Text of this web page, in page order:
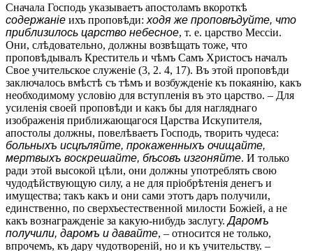
Сначала Господь указываетъ апостоламъ вкороткѣ
содержаніе ихъ проповѣди: ходя же проповѣдуйте, что
приблизилось царство небесное, т. е. царство Мессіи.
Они, слѣдовательно, должны возвѣщать тоже, что
проповѣдывалъ Креститель и чѣмъ Самъ Христосъ началъ
Свое учительское служеніе (3, 2. 4, 17). Въ этой проповѣди
заключалось вмѣстѣ съ тѣмъ и возбужденіе къ покаянію, какъ
необходимому условію для вступленія въ это царство. – Для
усиленія своей проповѣди и какъ бы для нагляднаго
изображенія приближающагося Царства Искупителя,
апостолы должны, повелѣваетъ Господь, творить чудеса:
больныхъ исцѣляйте, прокаженныхъ очищайте,
мертвыхъ воскрешайте, бѣсовъ изгоняйте. И только
ради этой высокой цѣли, они должны употреблять свою
чудодѣйствующую силу, а не для пріобрѣтенія денегъ и
имущества; такъ какъ и они сами этотъ даръ получили,
единственно, по сверхъестественной милости Божіей, а не
какъ вознагражденіе за какую-нибудь заслугу.Даромъ
получили, даромъ и давайте, – относится не только,
впрочемъ, къ дару чудотвореній, но и къ учительству. –